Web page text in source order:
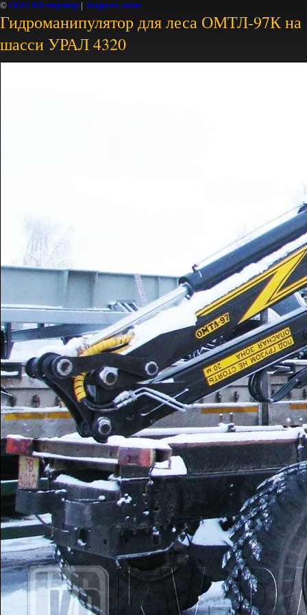
© ООО КВ-партнер | Закрыть окно
Гидроманипулятор для леса ОМТЛ-97К на
шасси УРАЛ 4320